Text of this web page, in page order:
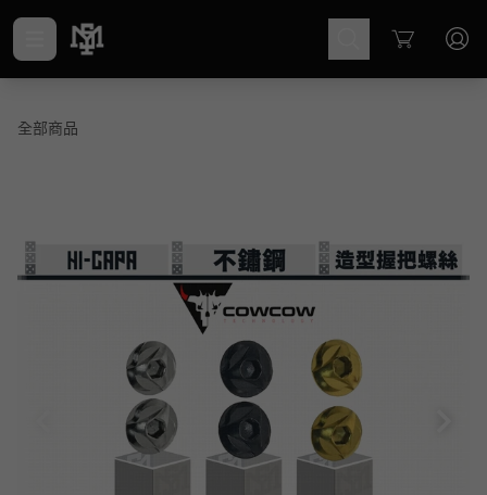
Cart
全部商品